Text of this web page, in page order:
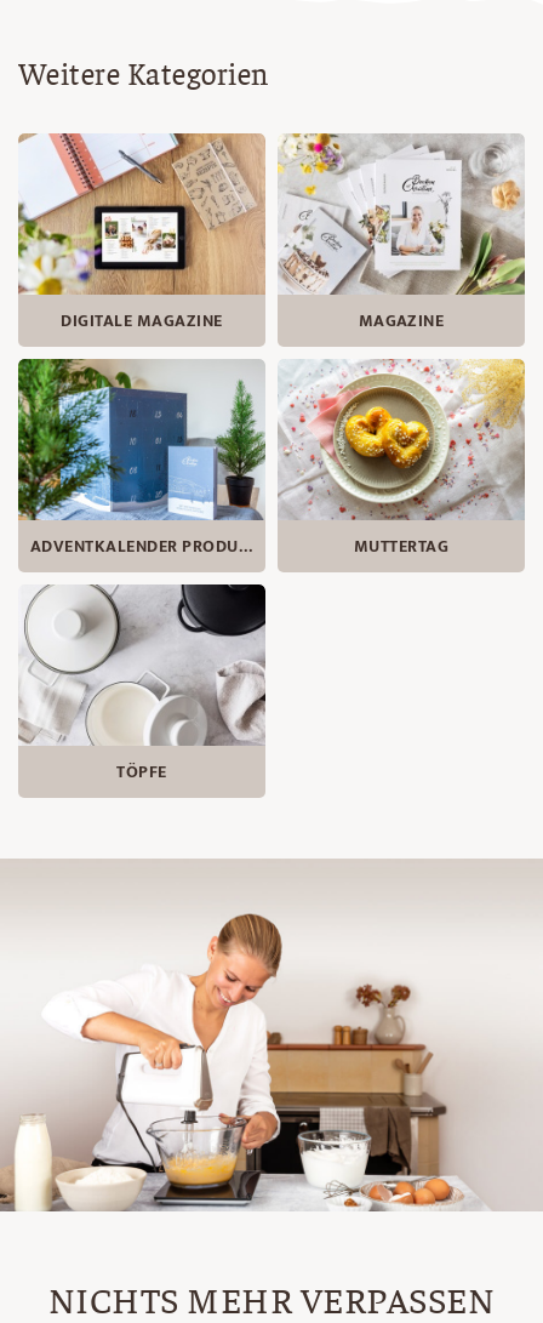
Weitere Kategorien
DIGITALE MAGAZINE MAGAZINE
ADVENTKALENDER PRODUKTE MUTTERTAG
TÖPFE
NICHTS MEHR VERPASSEN